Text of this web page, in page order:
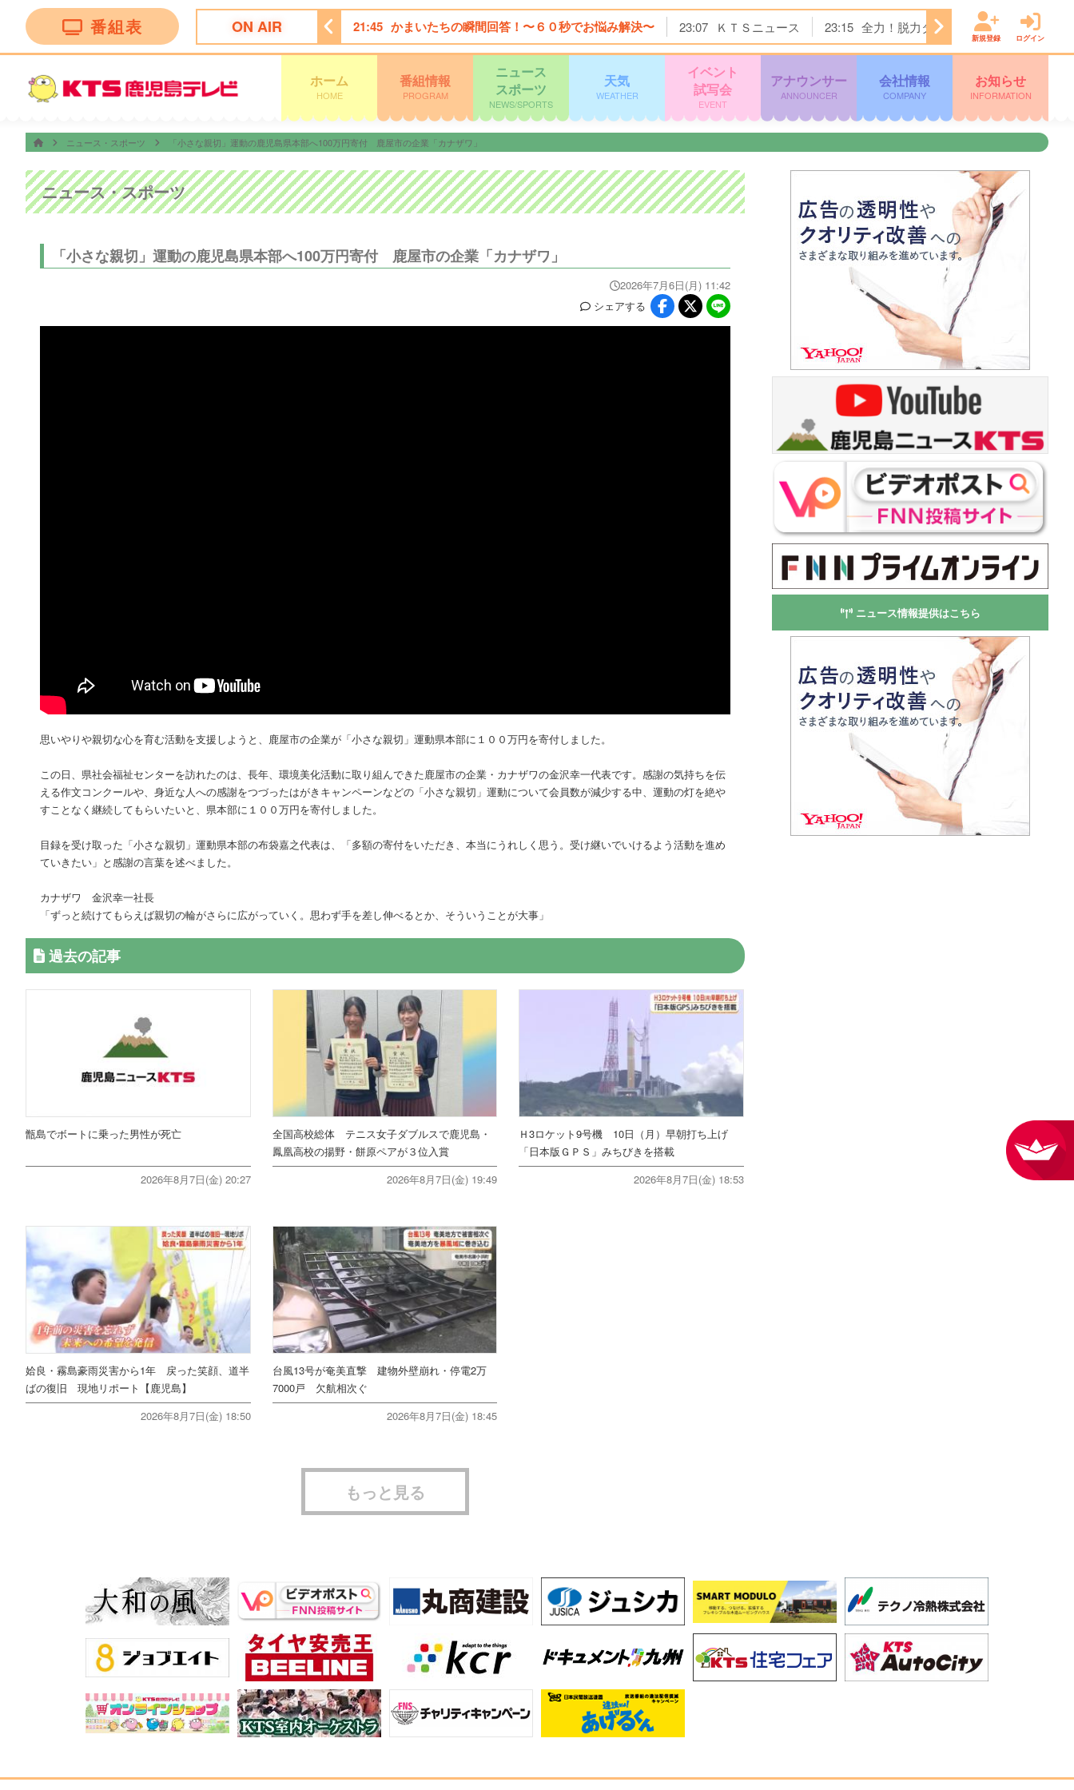
番組表 ON AIR
夜は…焼肉きんぐ＆丸亀製麺！夏の激変グルメ９０分ＳＰ 21:45 かまいたちの瞬間回答！〜６０秒でお悩み解決〜 23:07 ＫＴＳニュース 23:15 全力！脱力タイムズ 23:45 ＜ノイ
新規登録 ログイン
ホーム
HOME
番組情報
PROGRAM
ニュース
スポーツ
NEWS/SPORTS
天気
WEATHER
イベント
試写会
EVENT
アナウンサー
ANNOUNCER
会社情報
COMPANY
お知らせ
INFORMATION
ニュース・スポーツ 「小さな親切」運動の鹿児島県本部へ100万円寄付 鹿屋市の企業「カナザワ」
ニュース・スポーツ
「小さな親切」運動の鹿児島県本部へ100万円寄付 鹿屋市の企業「カナザワ」
2026年7月6日(月) 11:42
シェアする
思いやりや親切な心を育む活動を支援しようと、鹿屋市の企業が「小さな親切」運動県本部に１００万円を寄付しました。
この日、県社会福祉センターを訪れたのは、長年、環境美化活動に取り組んできた鹿屋市の企業・カナザワの金沢幸一代表です。感謝の気持ちを伝
える作文コンクールや、身近な人への感謝をつづったはがきキャンペーンなどの「小さな親切」運動について会員数が減少する中、運動の灯を絶や
すことなく継続してもらいたいと、県本部に１００万円を寄付しました。
目録を受け取った「小さな親切」運動県本部の布袋嘉之代表は、「多額の寄付をいただき、本当にうれしく思う。受け継いでいけるよう活動を進め
ていきたい」と感謝の言葉を述べました。
カナザワ 金沢幸一社長
「ずっと続けてもらえば親切の輪がさらに広がっていく。思わず手を差し伸べるとか、そういうことが大事」
過去の記事
甑島でボートに乗った男性が死亡
2026年8月7日(金) 20:27
全国高校総体 テニス女子ダブルスで鹿児島・
鳳凰高校の揚野・餅原ペアが３位入賞
2026年8月7日(金) 19:49
Ｈ3ロケット9号機 10日（月）早朝打ち上げ
「日本版ＧＰＳ」みちびきを搭載
2026年8月7日(金) 18:53
姶良・霧島豪雨災害から1年 戻った笑顔、道半
ばの復旧 現地リポート【鹿児島】
2026年8月7日(金) 18:50
台風13号が奄美直撃 建物外壁崩れ・停電2万
7000戸 欠航相次ぐ
2026年8月7日(金) 18:45
もっと見る
ニュース情報提供はこちら